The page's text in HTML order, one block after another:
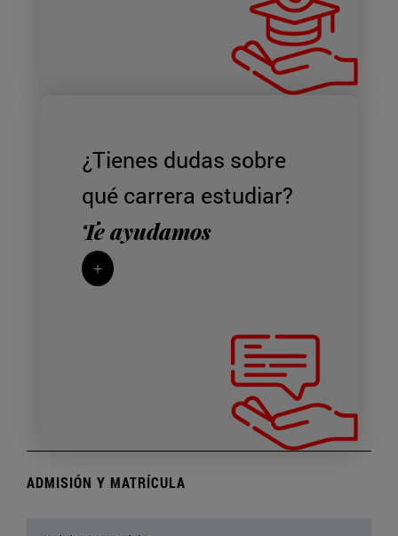
¿Tienes dudas sobre
qué carrera estudiar?
Te ayudamos
+
ADMISIÓN Y MATRÍCULA